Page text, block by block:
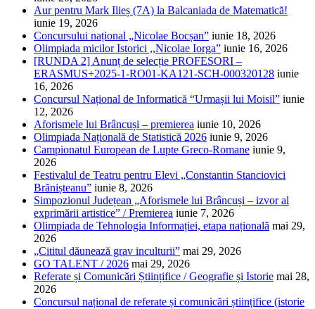
Aur pentru Mark Ilieș (7A) la Balcaniada de Matematică!
iunie 19, 2026
Concursului național „Nicolae Bocșan” iunie 18, 2026
Olimpiada micilor Istorici ,,Nicolae Iorga” iunie 16, 2026
[RUNDA 2] Anunț de selecție PROFESORI –
ERASMUS+2025-1-RO01-KA121-SCH-000320128 iunie
16, 2026
Concursul Național de Informatică “Urmașii lui Moisil” iunie
12, 2026
Aforismele lui Brâncuși – premierea iunie 10, 2026
Olimpiada Națională de Statistică 2026 iunie 9, 2026
Campionatul European de Lupte Greco-Romane iunie 9,
2026
Festivalul de Teatru pentru Elevi „Constantin Stanciovici
Brănișteanu” iunie 8, 2026
Simpozionul Județean „Aforismele lui Brâncuși – izvor al
exprimării artistice” / Premierea iunie 7, 2026
Olimpiada de Tehnologia Informației, etapa națională mai 29,
2026
„Cititul dăunează grav inculturii” mai 29, 2026
GO TALENT / 2026 mai 29, 2026
Referate și Comunicări Științifice / Geografie și Istorie mai 28,
2026
Concursul național de referate și comunicări științifice (istorie